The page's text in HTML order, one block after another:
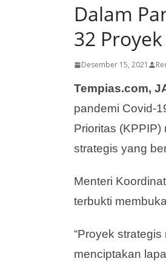
Dalam
32
Desember 15, 2021
Tempias.com,
pandemi Covid-
Prioritas
strategis yang
Menteri
terbukti
“Proyek
menciptakan